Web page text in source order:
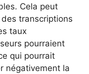
Cela peut
transcriptions
taux
pourraient
qui pourrait
négativement la